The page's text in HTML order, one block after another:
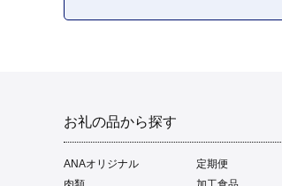
お礼の品から探す
ANAオリジナル 定期便